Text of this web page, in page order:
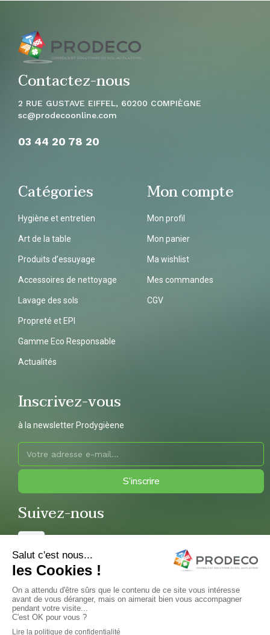
Contactez-nous
2 RUE GUSTAVE EIFFEL, 60200 COMPIÈGNE
sc@prodecoonline.com
03 44 20 78 20
Catégories
Hygiène et entretien
Art de la table
Produits d’essuyage
Accessoires de nettoyage
Lavage des sols
Propreté et EPI
Gamme Eco Responsable
Actualités
Mon compte
Mon profil
Mon panier
Ma wishlist
Mes commandes
CGV
Inscrivez-vous
à la newsletter Prodygièene
S’inscrire
Suivez-nous
Copyright 2022 © Prodeco – Réalisation et hébergement par